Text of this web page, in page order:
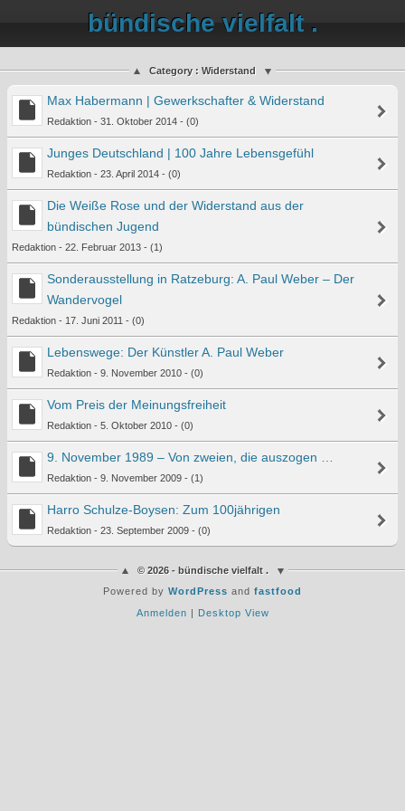
bündische vielfalt .
Category : Widerstand
Max Habermann | Gewerkschafter & Widerstand
Redaktion - 31. Oktober 2014 - (0)
Junges Deutschland | 100 Jahre Lebensgefühl
Redaktion - 23. April 2014 - (0)
Die Weiße Rose und der Widerstand aus der
bündischen Jugend
Redaktion - 22. Februar 2013 - (1)
Sonderausstellung in Ratzeburg: A. Paul Weber – Der
Wandervogel
Redaktion - 17. Juni 2011 - (0)
Lebenswege: Der Künstler A. Paul Weber
Redaktion - 9. November 2010 - (0)
Vom Preis der Meinungsfreiheit
Redaktion - 5. Oktober 2010 - (0)
9. November 1989 – Von zweien, die auszogen …
Redaktion - 9. November 2009 - (1)
Harro Schulze-Boysen: Zum 100jährigen
Redaktion - 23. September 2009 - (0)
© 2026 - bündische vielfalt .
Powered by WordPress and fastfood
Anmelden | Desktop View